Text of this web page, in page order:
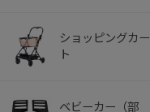
ショッピングカー
ト
ベビーカー（部